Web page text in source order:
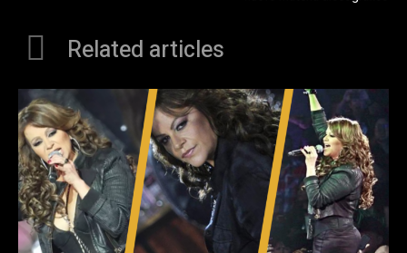
Related articles